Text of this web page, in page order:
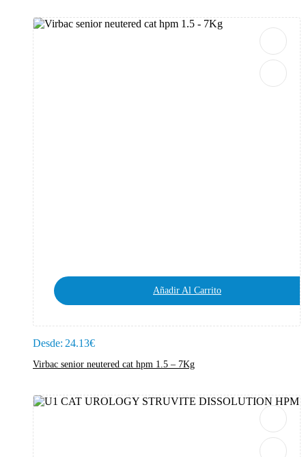
Añadir Al Carrito
Desde: 24.13€
Virbac senior neutered cat hpm 1.5 – 7Kg